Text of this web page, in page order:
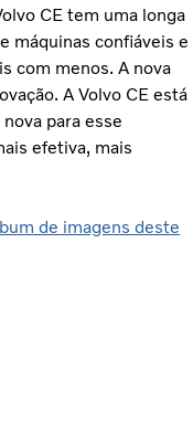
CE tem uma longa
máquinas confiáveis e
com menos. A nova
A Volvo CE está
para esse
efetiva, mais
de imagens deste